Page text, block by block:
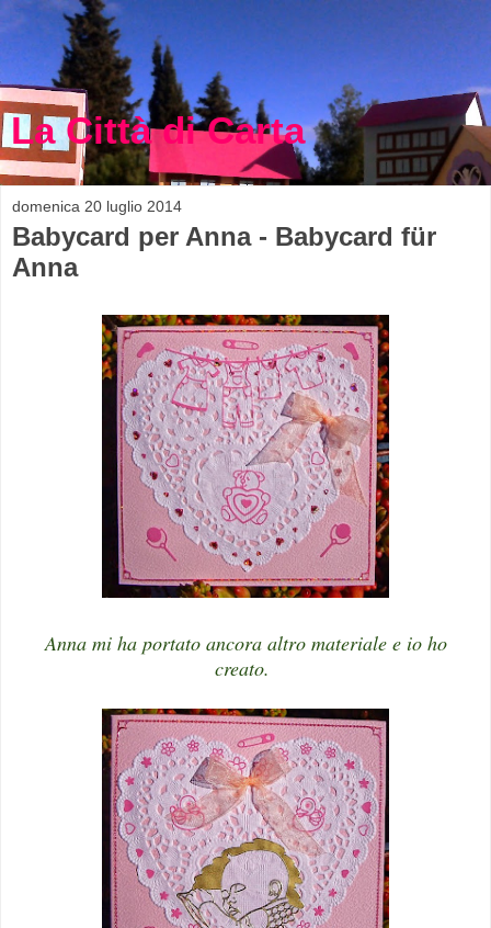
La Città di Carta
domenica 20 luglio 2014
Babycard per Anna - Babycard für
Anna
Anna mi ha portato ancora altro materiale e io ho
creato.